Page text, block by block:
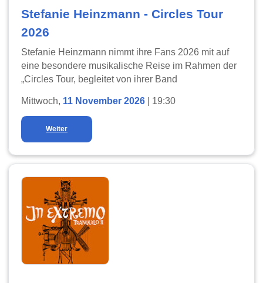
Stefanie Heinzmann - Circles Tour
2026
Stefanie Heinzmann nimmt ihre Fans 2026 mit auf
eine besondere musikalische Reise im Rahmen der
„Circles Tour, begleitet von ihrer Band
Mittwoch, 11 November 2026 | 19:30
Weiter